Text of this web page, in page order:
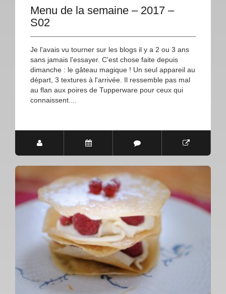
Menu de la semaine – 2017 –
S02
Je l'avais vu tourner sur les blogs il y a 2 ou 3 ans
sans jamais l'essayer. C'est chose faite depuis
dimanche : le gâteau magique ! Un seul appareil au
départ, 3 textures à l'arrivée. Il ressemble pas mal
au flan aux poires de Tupperware pour ceux qui
connaissent....